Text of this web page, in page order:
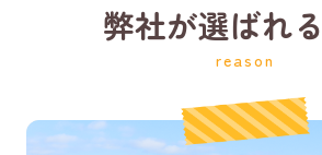
弊社が選ばれ
reason